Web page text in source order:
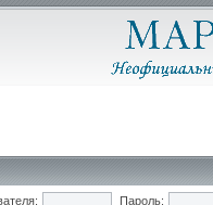
Пароль: